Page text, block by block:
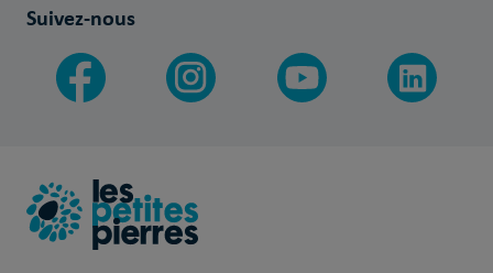
Suivez-nous